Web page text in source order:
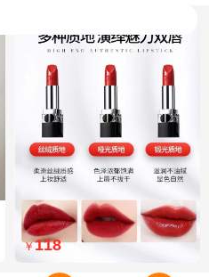
Dior迪奥全新烈艳蓝金口红品
牌授权经典藤格纹饰带丝绒质
地999色号传奇红唇哑光 哑光
￥118